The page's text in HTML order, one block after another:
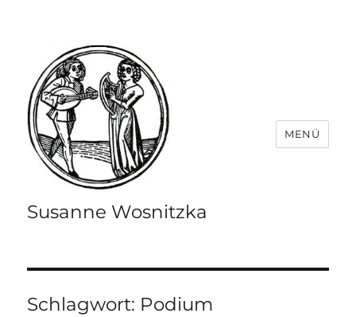
Susanne Wosnitzka
MENÜ
Schlagwort: Podium